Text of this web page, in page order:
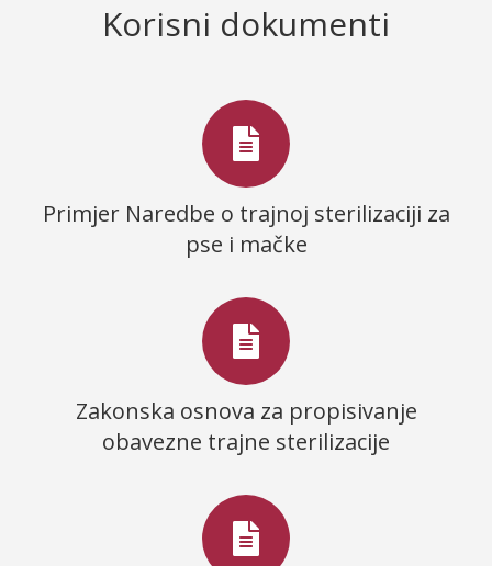
Korisni dokumenti
Primjer Naredbe o trajnoj sterilizaciji za
pse i mačke
Zakonska osnova za propisivanje
obavezne trajne sterilizacije